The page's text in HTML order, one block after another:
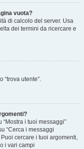
vuota?
di calcolo del server. Usa
dei termini da ricercare e
“trova utente”.
i tuoi messaggi”
“Cerca i messaggi
cercare i tuoi argomenti,
i vari campi